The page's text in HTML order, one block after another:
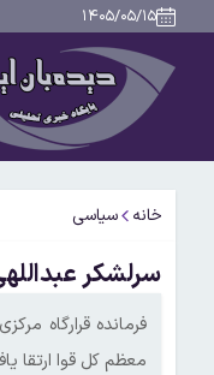
۱۴۰۵/۰۵/۱۵
خانه سیاسی
سرلشکر
فرمانده قرارگاه
معظم کل قوا ارتقا